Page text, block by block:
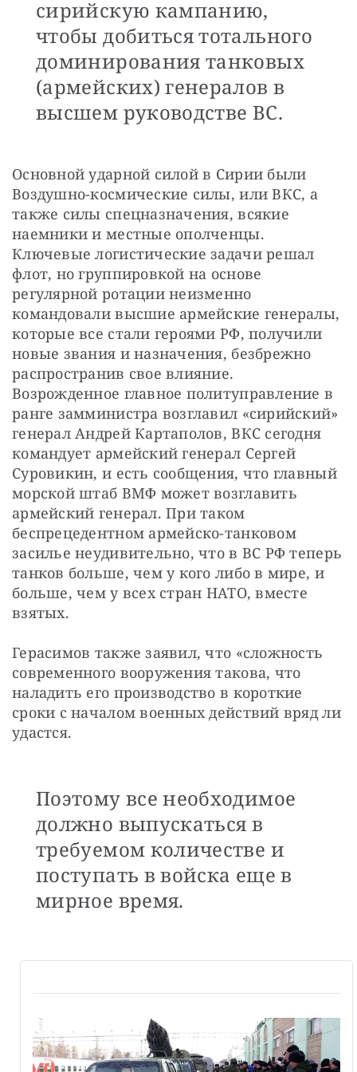
сирийскую кампанию,
чтобы добиться тотального
доминирования танковых
(армейских) генералов в
высшем руководстве ВС.
Основной ударной силой в Сирии были
Воздушно-космические силы, или ВКС, а
также силы спецназначения, всякие
наемники и местные ополченцы.
Ключевые логистические задачи решал
флот, но группировкой на основе
регулярной ротации неизменно
командовали высшие армейские генералы,
которые все стали героями РФ, получили
новые звания и назначения, безбрежно
распространив свое влияние.
Возрожденное главное политуправление в
ранге замминистра возглавил «сирийский»
генерал Андрей Картаполов, ВКС сегодня
командует армейский генерал Сергей
Суровикин, и есть сообщения, что главный
морской штаб ВМФ может возглавить
армейский генерал. При таком
беспрецедентном армейско-танковом
засилье неудивительно, что в ВС РФ теперь
танков больше, чем у кого либо в мире, и
больше, чем у всех стран НАТО, вместе
взятых.
Герасимов также заявил, что «сложность
современного вооружения такова, что
наладить его производство в короткие
сроки с началом военных действий вряд ли
удастся.
Поэтому все необходимое
должно выпускаться в
требуемом количестве и
поступать в войска еще в
мирное время.